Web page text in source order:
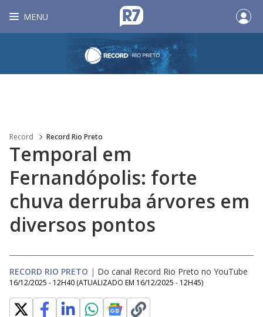
MENU
Record Record Rio Preto
Temporal em
Fernandópolis: forte
chuva derruba árvores em
diversos pontos
RECORD RIO PRETO | Do canal Record Rio Preto no YouTube
16/12/2025 - 12H40 (ATUALIZADO EM 16/12/2025 - 12H45)